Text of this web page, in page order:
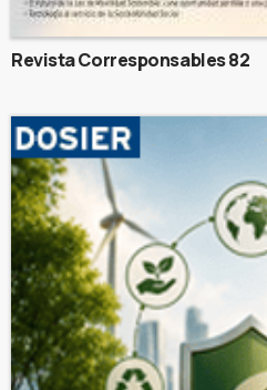
Revista Corresponsables 82